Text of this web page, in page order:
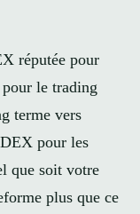
réputée pour
le trading
terme vers
pour les
que soit votre
plus que ce